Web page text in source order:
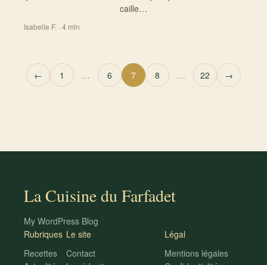
caille…
Isabelle F. · 4 min
Pagination des publications
← 1 … 6 7 8 … 22 →
La Cuisine du Farfadet
My WordPress Blog
Rubriques
Recettes
Le site
Contact
Légal
Mentions légales